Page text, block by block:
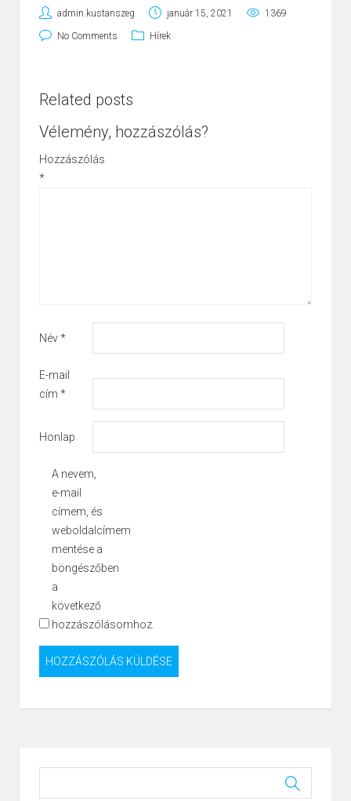
admin.kustanszeg január 15, 2021 1369
No Comments Hírek
Related posts
Vélemény, hozzászólás?
Hozzászólás
*
Név*
E-mail
cím *
Honlap
A nevem,
e-mail
címem, és
weboldalcímem
mentése a
böngészőben
a
következő
hozzászólásomhoz.